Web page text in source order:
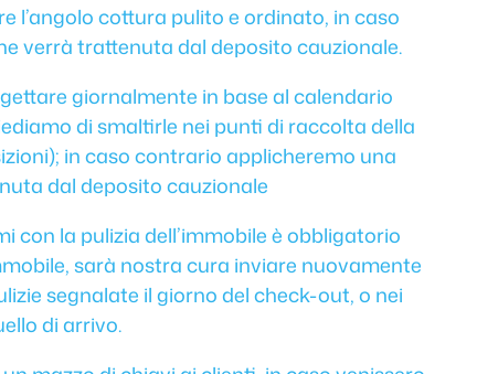
l’angolo cottura pulito e ordinato, in caso
verrà trattenuta dal deposito cauzionale.
giornalmente in base al calendario
di smaltirle nei punti di raccolta della
in caso contrario applicheremo una
dal deposito cauzionale
con la pulizia dell’immobile è obbligatorio
sarà nostra cura inviare nuovamente
segnalate il giorno del check-out, o nei
di arrivo.